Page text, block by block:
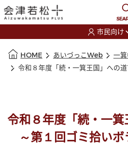
市民向け
HOME あいづっこWeb
一
令和８年度「続・一
～第１回ゴミ拾いボ